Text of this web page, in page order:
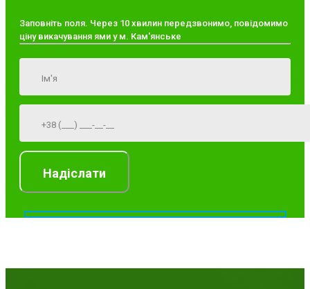
Заповніть поля. Через 10 хвилин передзвонимо, повідомимо
ціну викачування ями у м. Кам'янське